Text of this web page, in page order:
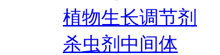
植物生长调节剂
杀虫剂中间体